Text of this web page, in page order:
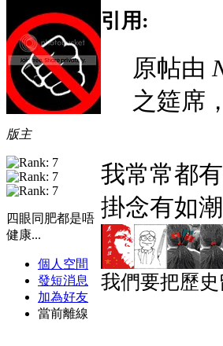
版主
四眼同肥都是唔
健康...
個人空間
發短消息
加為好友
當前離線
引用:
原帖由
之筵席
我常常都
掛念有如
我們要把歷